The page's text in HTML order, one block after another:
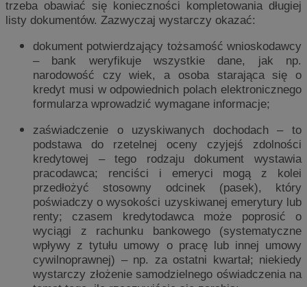
trzeba obawiać się konieczności kompletowania długiej
listy dokumentów. Zazwyczaj wystarczy okazać:
dokument potwierdzający tożsamość wnioskodawcy
– bank weryfikuje wszystkie dane, jak np.
narodowość czy wiek, a osoba starająca się o
kredyt musi w odpowiednich polach elektronicznego
formularza wprowadzić wymagane informacje;
zaświadczenie o uzyskiwanych dochodach – to
podstawa do rzetelnej oceny czyjejś zdolności
kredytowej – tego rodzaju dokument wystawia
pracodawca; renciści i emeryci mogą z kolei
przedłożyć stosowny odcinek (pasek), który
poświadczy o wysokości uzyskiwanej emerytury lub
renty; czasem kredytodawca może poprosić o
wyciągi z rachunku bankowego (systematyczne
wpływy z tytułu umowy o pracę lub innej umowy
cywilnoprawnej) – np. za ostatni kwartał; niekiedy
wystarczy złożenie samodzielnego oświadczenia na